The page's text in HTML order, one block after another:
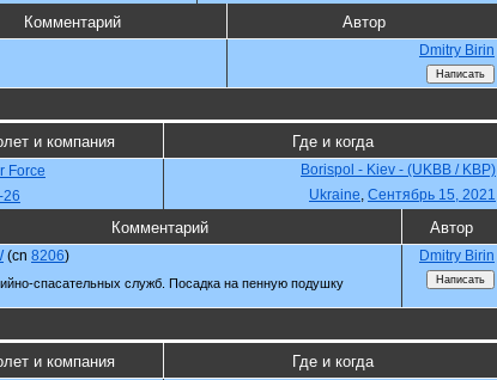
Комментарий Автор
Dmitry Birin
и компания Где и когда
Force
Borispol - Kiev - (UKBB / KBP)
26
Ukraine, Сентябрь 15, 2021
Комментарий Автор
(cn 8206)
спасательных служб. Посадка на пенную подушку
Dmitry Birin
и компания Где и когда